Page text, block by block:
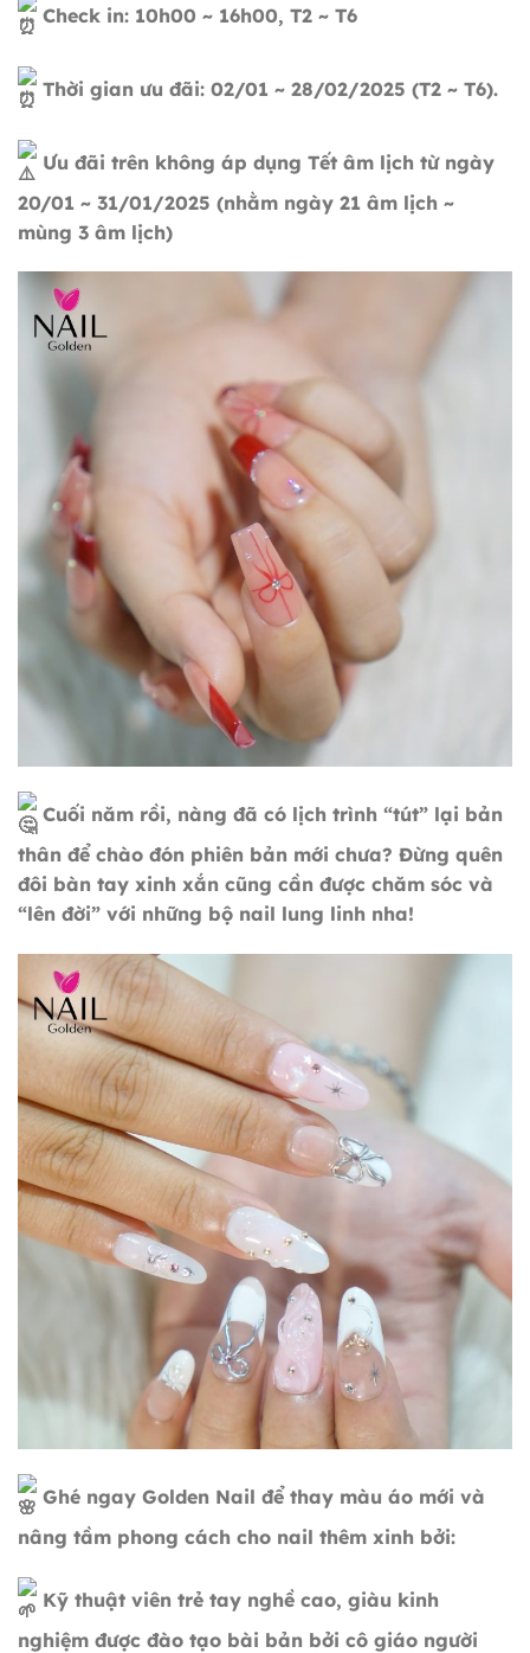
Check in: 10h00 ~ 16h00, T2 ~ T6
Thời gian ưu đãi: 02/01 ~ 28/02/2025 (T2 ~ T6).
Ưu đãi trên không áp dụng Tết âm lịch từ ngày
20/01 ~ 31/01/2025 (nhằm ngày 21 âm lịch ~
mùng 3 âm lịch)
Cuối năm rồi, nàng đã có lịch trình “tút” lại bản
thân để chào đón phiên bản mới chưa? Đừng quên
đôi bàn tay xinh xắn cũng cần được chăm sóc và
“lên đời” với những bộ nail lung linh nha!
Ghé ngay Golden Nail để thay màu áo mới và
nâng tầm phong cách cho nail thêm xinh bởi:
Kỹ thuật viên trẻ tay nghề cao, giàu kinh
nghiệm được đào tạo bài bản bởi cô giáo người